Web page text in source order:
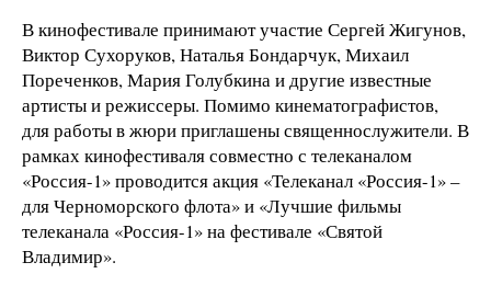
В кинофестивале принимают участие Сергей Жигунов,
Виктор Сухоруков, Наталья Бондарчук, Михаил
Пореченков, Мария Голубкина и другие известные
артисты и режиссеры. Помимо кинематографистов,
для работы в жюри приглашены священнослужители. В
рамках кинофестиваля совместно с телеканалом
«Россия-1» проводится акция «Телеканал «Россия-1» –
для Черноморского флота» и «Лучшие фильмы
телеканала «Россия-1» на фестивале «Святой
Владимир».